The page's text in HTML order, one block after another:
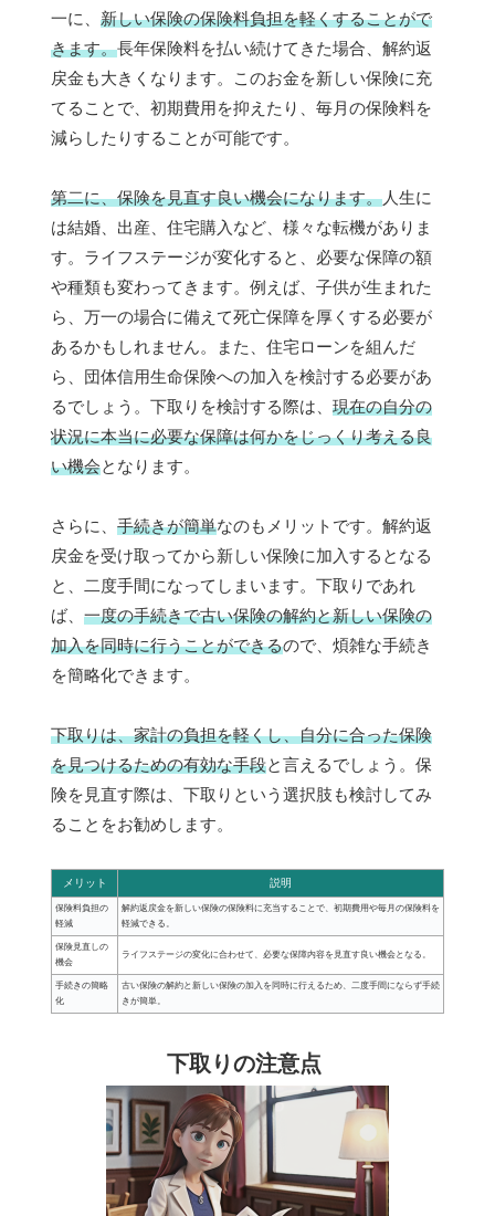
一に、 新しい保険の保険料負担を軽くすることがで
きます。長年保険料を払い続けてきた場合、解約返
戻金も大きくなります。このお金を新しい保険に充
てることで、初期費用を抑えたり、毎月の保険料を
減らしたりすることが可能です。
第二に、保険を見直す良い機会になります。人生に
は結婚、出産、住宅購入など、様々な転機がありま
す。ライフステージが変化すると、必要な保障の額
や種類も変わってきます。例えば、子供が生まれた
ら、万一の場合に備えて死亡保障を厚くする必要が
あるかもしれません。また、住宅ローンを組んだ
ら、団体信用生命保険への加入を検討する必要があ
るでしょう。下取りを検討する際は、 現在の自分の
状況に本当に必要な保障は何かをじっくり考える良
い機会となります。
さらに、 手続きが簡単なのもメリットです。解約返
戻金を受け取ってから新しい保険に加入するとなる
と、二度手間になってしまいます。下取りであれ
ば、 一度の手続きで古い保険の解約と新しい保険の
加入を同時に行うことができるので、煩雑な手続き
を簡略化できます。
下取りは、家計の負担を軽くし、自分に合った保険
を見つけるための有効な手段と言えるでしょう。保
険を見直す際は、下取りという選択肢も検討してみ
ることをお勧めします。
メリット 説明
保険料負担の
軽減
解約返戻金を新しい保険の保険料に充当することで、初期費用や毎月の保険料を
軽減できる。
保険見直しの
機会
ライフステージの変化に合わせて、必要な保障内容を見直す良い機会となる。
手続きの簡略
化
古い保険の解約と新しい保険の加入を同時に行えるため、二度手間にならず手続
きが簡単。
下取りの注意点